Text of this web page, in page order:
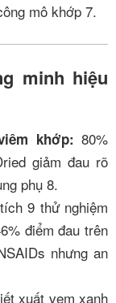
mô khớp 7.
minh hiệu
khớp: 80%
giảm đau rõ
phụ 8.
9 thử nghiệm
điểm đau trên
nhưng an
xuất vẹm xanh